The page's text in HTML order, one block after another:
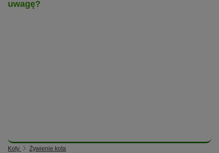
uwagę?
Koty Żywienie kota